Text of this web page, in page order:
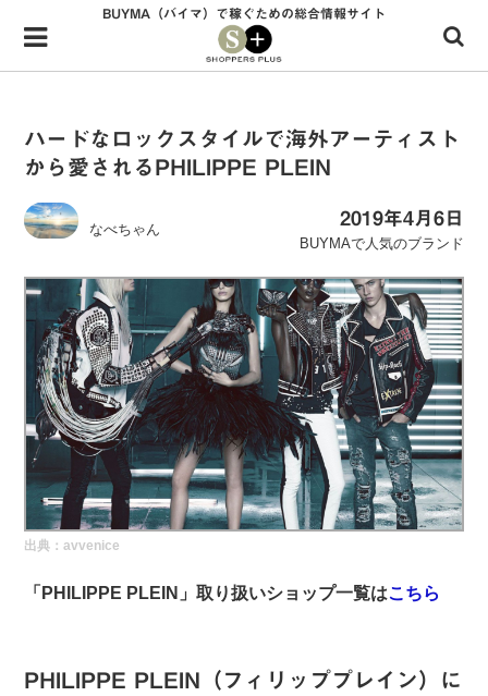
Menu
HOME
34歳独身OLバイマ実践記
無在庫で自由気ままに稼ぐ！バイマ実践記
BUYMAで人気のブランド
BUYMAの売れ筋商品
バイマの疑問に現役パーソナルショッパーが答えてみた
バイマ活動の疑問に売れっ子現役バイヤーが答えてみた
実録！海外ショップで買ってみた！
海外SHOP LIST
パーソナルショッパー指南書
BUYMA（バイマ）で稼ぐための総合情報サイト
ハードなロックスタイルで海外アーティスト
から愛されるPHILIPPE PLEIN
なべちゃん
2019年4月6日
BUYMAで人気のブランド
出典：avvenice
「PHILIPPE PLEIN」取り扱いショップ一覧はこちら
PHILIPPE PLEIN（フィリッププレイン）に